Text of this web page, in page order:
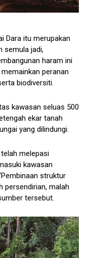
Dara itu merupakan
semula jadi,
haram ini
peranan
biodiversiti.
kawasan seluas 500
ekar tanah
yang dilindungi.
melepasi
kawasan
struktur
persendirian, malah
tersebut.